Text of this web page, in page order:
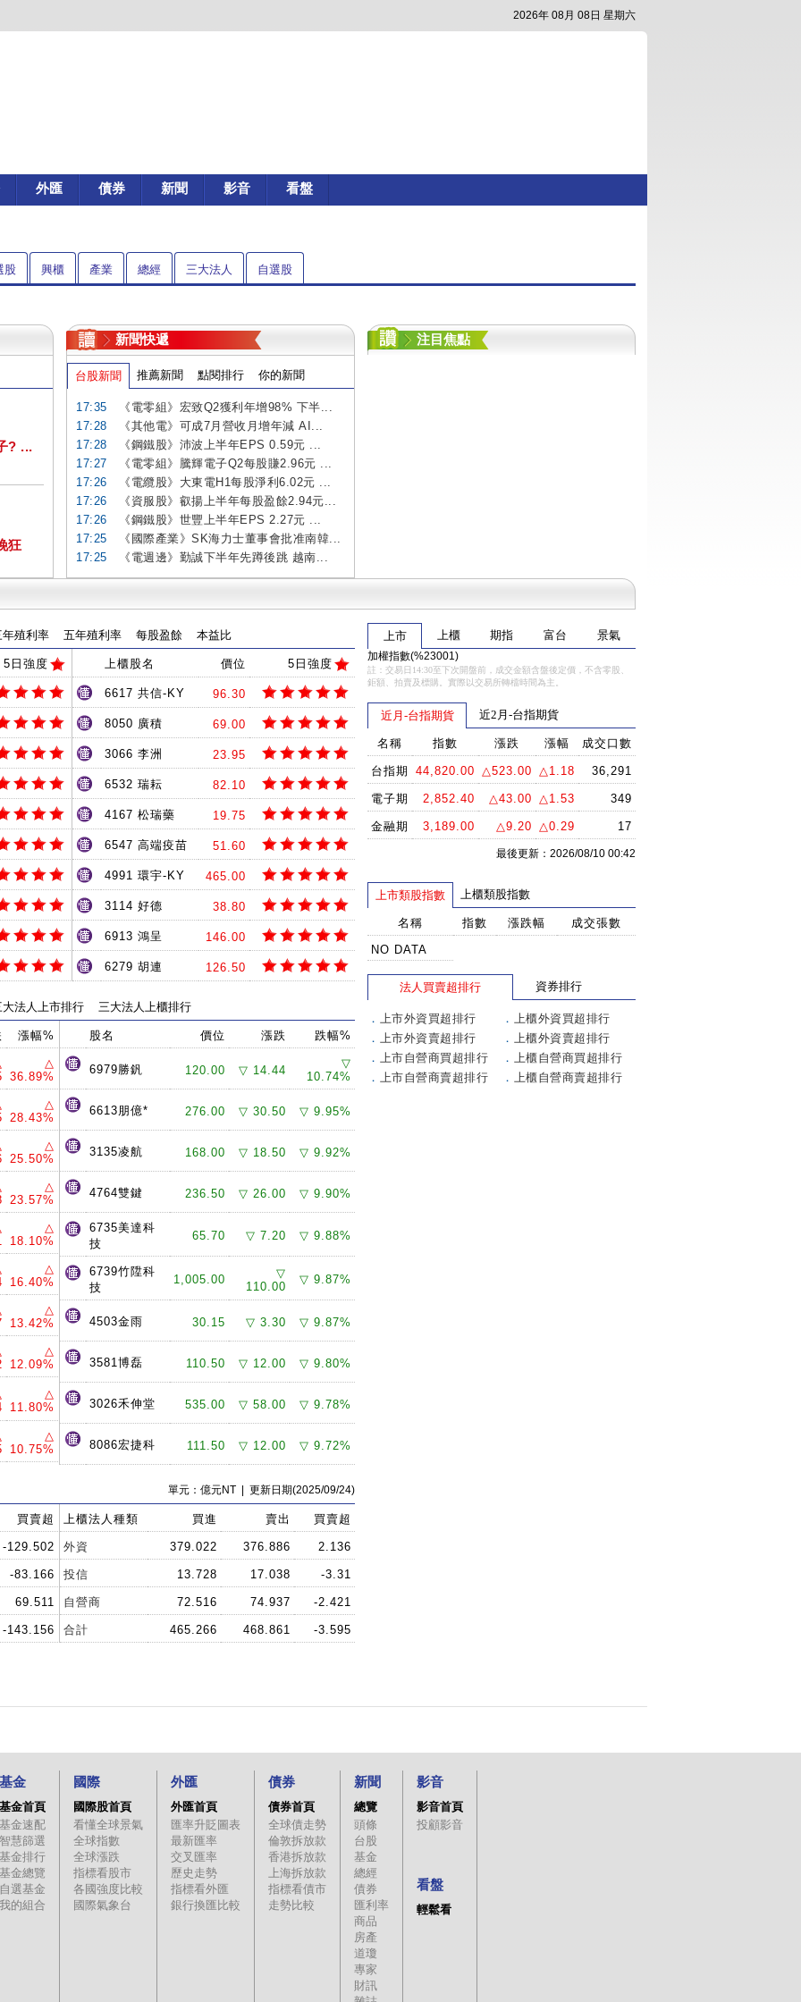
2026年 08月 08日 星期六
外匯 債券 新聞 影音 看盤
股 興櫃 產業 總經 三大法人 自選股
? ...
狂
新聞快遞
台股新聞 推薦新聞 點閱排行 你的新聞
17:35
《電零組》宏致Q2獲利年增98% 下半...
17:28
《其他電》可成7月營收月增年減 AI...
17:28
《鋼鐵股》沛波上半年EPS 0.59元 ...
17:27
《電零組》騰輝電子Q2每股賺2.96元 ...
17:26
《電纜股》大東電H1每股淨利6.02元 ...
17:26
《資服股》叡揚上半年每股盈餘2.94元...
17:26
《鋼鐵股》世豐上半年EPS 2.27元 ...
17:25
《國際產業》SK海力士董事會批准南韓...
17:25
《電週邊》勤誠下半年先蹲後跳 越南...
注目焦點
年殖利率 五年殖利率 每股盈餘 本益比
5日強度 上櫃股名 價位 5日強度
6617 共信-KY 96.30
8050 廣積 69.00
3066 李洲 23.95
6532 瑞耘 82.10
4167 松瑞藥 19.75
6547 高端疫苗 51.60
4991 環宇-KY 465.00
3114 好德 38.80
6913 鴻呈 146.00
6279 胡連 126.50
大法人上市排行 三大法人上櫃排行
漲幅%
△
36.89%
△
28.43%
△
25.50%
△
23.57%
△
18.10%
△
16.40%
△
13.42%
△
12.09%
△
11.80%
△
10.75%
股名 價位 漲跌 跌幅%
6979勝釩 120.00 ▽ 14.44
▽
10.74%
6613朋億* 276.00 ▽ 30.50 ▽ 9.95%
3135凌航 168.00 ▽ 18.50 ▽ 9.92%
4764雙鍵 236.50 ▽ 26.00 ▽ 9.90%
6735美達科
技
65.70 ▽ 7.20 ▽ 9.88%
6739竹陞科
技
1,005.00
▽
110.00
▽ 9.87%
4503金雨 30.15 ▽ 3.30 ▽ 9.87%
3581博磊 110.50 ▽ 12.00 ▽ 9.80%
3026禾伸堂 535.00 ▽ 58.00 ▽ 9.78%
8086宏捷科 111.50 ▽ 12.00 ▽ 9.72%
單元：億元NT | 更新日期(2025/09/24)
買賣超
-129.502
-83.166
69.511
-143.156
上櫃法人種類 買進 賣出 買賣超
外資 379.022 376.886 2.136
投信 13.728 17.038 -3.31
自營商 72.516 74.937 -2.421
合計 465.266 468.861 -3.595
上市 上櫃 期指 富台 景氣
加權指數(%23001)
註：交易日14:30至下次開盤前，成交金額含盤後定價，不含零股、
鉅額、拍賣及標購。實際以交易所轉檔時間為主。
近月-台指期貨 近2月-台指期貨
名稱 指數 漲跌 漲幅 成交口數
台指期 44,820.00 △523.00 △1.18 36,291
電子期 2,852.40 △43.00 △1.53 349
金融期 3,189.00 △9.20 △0.29 17
最後更新：2026/08/10 00:42
上市類股指數 上櫃類股指數
名稱 指數 漲跌幅
成交張數
NO DATA
法人買賣超排行 資券排行
． 上市外資買超排行
． 上市外資賣超排行
． 上市自營商買超排行
． 上市自營商賣超排行
． 上櫃外資買超排行
． 上櫃外資賣超排行
． 上櫃自營商買超排行
． 上櫃自營商賣超排行
基金
基金首頁
基金速配
智慧篩選
基金排行
基金總覽
自選基金
我的組合
國際
國際股首頁
看懂全球景氣
全球指數
全球漲跌
指標看股市
各國強度比較
國際氣象台
外匯
外匯首頁
匯率升貶圖表
最新匯率
交叉匯率
歷史走勢
指標看外匯
銀行換匯比較
債券
債券首頁
全球債走勢
倫敦拆放款
香港拆放款
上海拆放款
指標看債市
走勢比較
新聞
總覽
頭條
台股
基金
總經
債券
匯利率
商品
房產
道瓊
專家
財訊
影音
影音首頁
投顧影音
看盤
輕鬆看